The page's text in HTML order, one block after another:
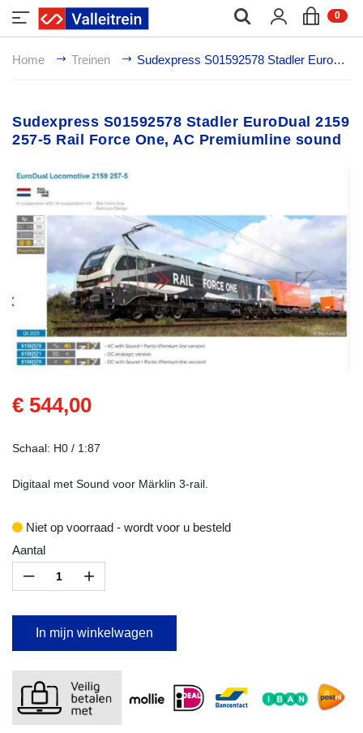
0;
Home Treinen Sudexpress S01592578 Stadler EuroDual 2159 257-5 Rail Force One, AC Premiumline sound
Sudexpress S01592578 Stadler EuroDual 2159
257-5 Rail Force One, AC Premiumline sound
€ 544,00
Schaal: H0 / 1:87
Digitaal met Sound voor Märklin 3-rail.
Niet op voorraad - wordt voor u besteld
Aantal
– +
In mijn winkelwagen